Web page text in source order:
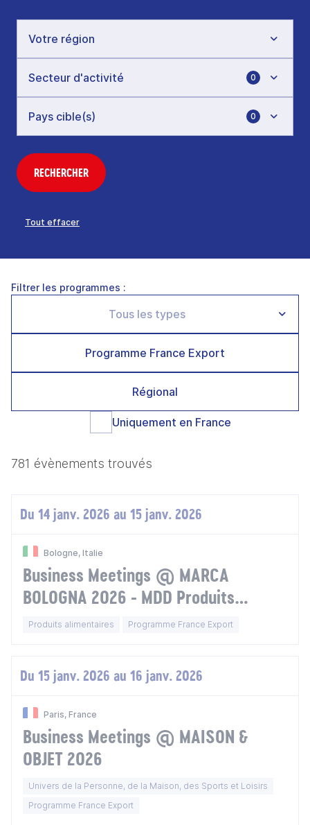
0
0
RECHERCHER
Tout effacer
Filtrer les programmes :
Programme France Export
Régional
Uniquement en France
781 évènements trouvés
Du 14 janv. 2026 au 15 janv. 2026
Bologne, Italie
Business Meetings @ MARCA
BOLOGNA 2026 - MDD Produits
Alimentaires et Soin du corps - Italie
Produits alimentaires Programme France Export
Du 15 janv. 2026 au 16 janv. 2026
Paris, France
Business Meetings @ MAISON &
OBJET 2026
Univers de la Personne, de la Maison, des Sports et Loisirs
Programme France Export